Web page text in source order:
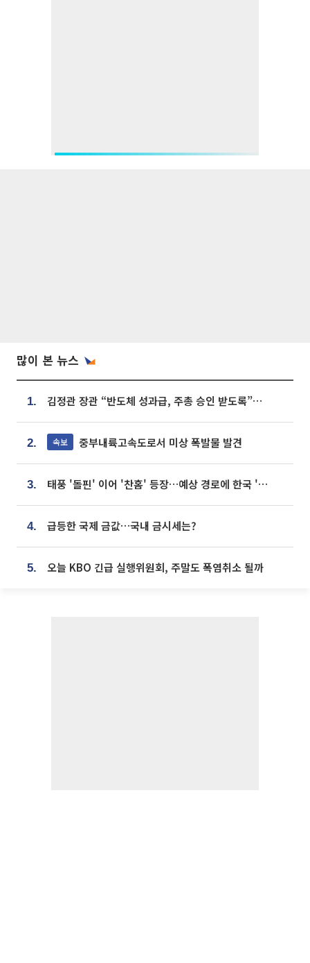
많이 본 뉴스
1. 김정관 장관 “반도체 성과급, 주총 승인 받도록”…상법·자본시장법 개정 시사
2. 속보 중부내륙고속도로서 미상 폭발물 발견
3. 태풍 '돌핀' 이어 '찬홈' 등장…예상 경로에 한국 '한숨'
4. 급등한 국제 금값…국내 금시세는?
5. 오늘 KBO 긴급 실행위원회, 주말도 폭염취소 될까